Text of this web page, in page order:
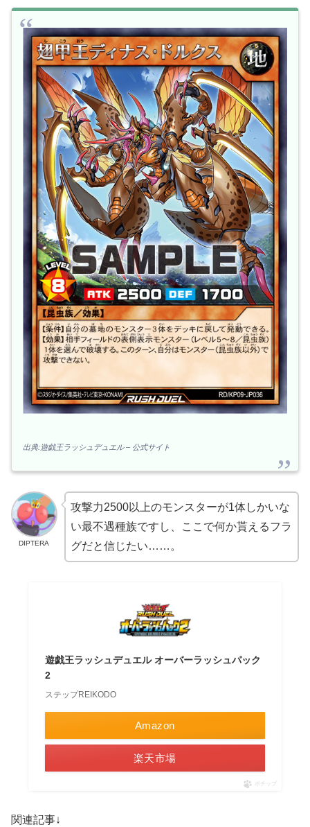
出典:遊戯王ラッシュデュエル – 公式サイト
DIPTERA
攻撃力2500以上のモンスターが1体しかいな
い最不遇種族ですし、ここで何か貰えるフラ
グだと信じたい……。
遊戯王ラッシュデュエル オーバーラッシュパック
2
ステップREIKODO
Amazon
楽天市場
ポチップ
関連記事↓